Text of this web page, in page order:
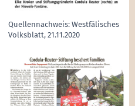
Quellennachweis: Westfälisches
Volksblatt, 21.11.2020